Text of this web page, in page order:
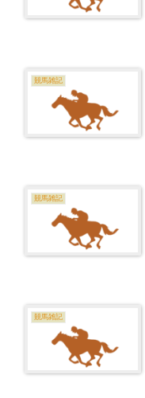
競馬雑記
競馬雑記
競馬雑記